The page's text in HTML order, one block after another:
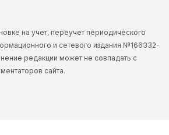
на учет, переучет периодического
и сетевого издания №166332-
редакции может не совпадать с
сайта.